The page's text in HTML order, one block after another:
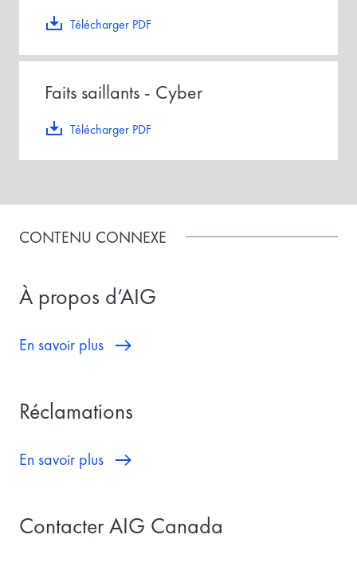
Télécharger PDF
Télécharger PDF
Faits saillants - Cyber
CONTENU CONNEXE
À propos d’AIG
En savoir plus
Réclamations
En savoir plus
Contacter AIG Canada